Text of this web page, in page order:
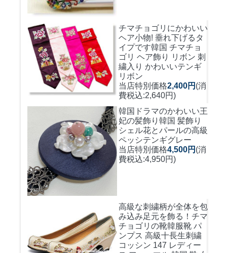
チマチョゴリにかわいい
ヘア小物! 垂れ下げるタ
イプです韓国 チマチョ
ゴリ ヘア飾り リボン 刺
繍入り かわいいテンギ
リボン
当店特別価格2,400円 (消
費税込:2,640円)
韓国ドラマのかわいい王
妃の髪飾り 韓国 髪飾り
シェル花とパールの高級
ペッシテンギグレー
当店特別価格4,500円 (消
費税込:4,950円)
高級な刺繍柄が全体を包
み込み足元を飾る！ チマ
チョゴリの靴韓服靴 パ
ンプス 高級十長生刺繍
コッシン 147 レディー